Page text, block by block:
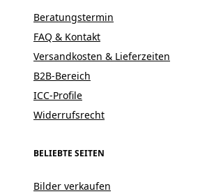
Beratungstermin
FAQ & Kontakt
Versandkosten & Lieferzeiten
B2B-Bereich
ICC-Profile
Widerrufsrecht
BELIEBTE SEITEN
Bilder verkaufen